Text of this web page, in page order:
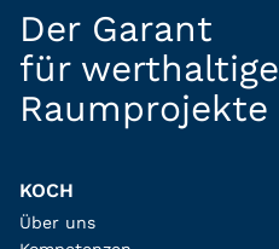
Der Garant
für werthaltige
Raumprojekte
KOCH
Über uns